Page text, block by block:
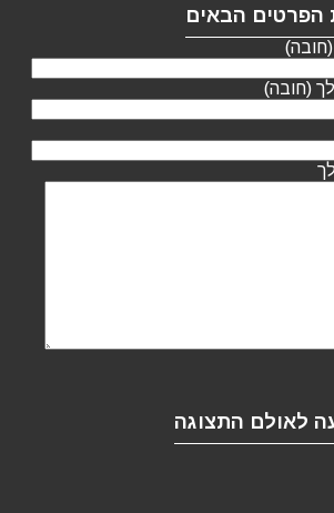
הפרטים הבאים
(חובה)
לאולם התצוגה